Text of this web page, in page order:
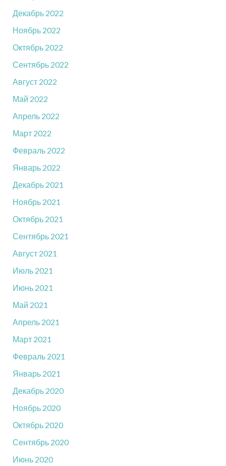
Декабрь 2022
Ноябрь 2022
Октябрь 2022
Сентябрь 2022
Август 2022
Май 2022
Апрель 2022
Март 2022
Февраль 2022
Январь 2022
Декабрь 2021
Ноябрь 2021
Октябрь 2021
Сентябрь 2021
Август 2021
Июль 2021
Июнь 2021
Май 2021
Апрель 2021
Март 2021
Февраль 2021
Январь 2021
Декабрь 2020
Ноябрь 2020
Октябрь 2020
Сентябрь 2020
Июнь 2020